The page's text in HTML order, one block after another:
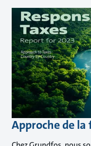
Approche de la